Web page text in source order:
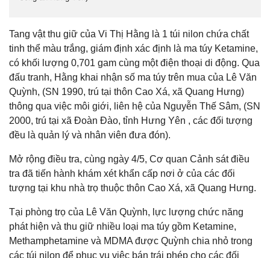
Tang vật thu giữ của Vi Thị Hằng là 1 túi nilon chứa chất
tinh thể màu trắng, giám định xác định là ma túy Ketamine,
có khối lượng 0,701 gam cùng một điện thoại di động. Qua
đấu tranh, Hằng khai nhận số ma túy trên mua của Lê Văn
Quỳnh, (SN 1990, trú tại thôn Cao Xá, xã Quang Hưng)
thông qua việc môi giới, liên hệ của Nguyễn Thế Sâm, (SN
2000, trú tại xã Đoàn Đào, tỉnh Hưng Yên , các đối tượng
đều là quản lý và nhân viên đưa đón).
Mở rộng điều tra, cùng ngày 4/5, Cơ quan Cảnh sát điều
tra đã tiến hành khám xét khẩn cấp nơi ở của các đối
tượng tại khu nhà trọ thuộc thôn Cao Xá, xã Quang Hưng.
Tại phòng trọ của Lê Văn Quỳnh, lực lượng chức năng
phát hiện và thu giữ nhiều loại ma túy gồm Ketamine,
Methamphetamine và MDMA được Quỳnh chia nhỏ trong
các túi nilon để phục vụ việc bán trái phép cho các đối